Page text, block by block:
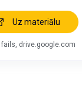
Uz materiālu
fails, drive.google.com